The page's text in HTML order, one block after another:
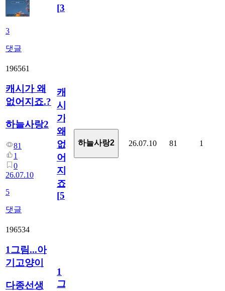
3
댓글
[3]
196561
캐시가 왜
없어지죠.?
하늘사랑2
81
1
0
26.07.10
5
댓글
캐
시
가
왜
없
어
지
죠.?
[5]
하늘사랑2 26.07.10 81 1
196534
1그림...아
기고양이
다종선생
1
그